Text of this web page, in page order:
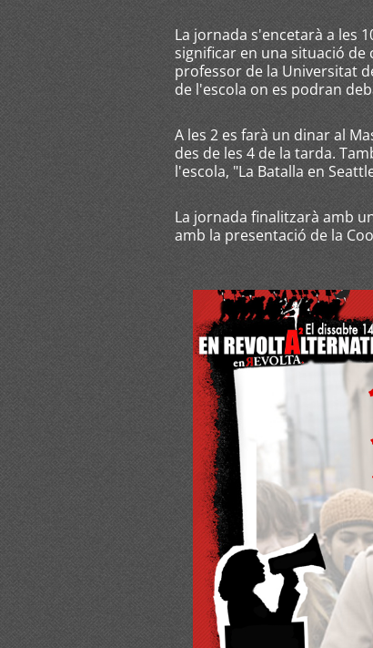
La jornada s'encetarà a les
significar en una situació de
professor de la Universitat
de l'escola on es podran
A les 2 es farà un dinar al
des de les 4 de la tarda.
l'escola, "La Batalla en
La jornada finalitzarà amb
amb la presentació de la